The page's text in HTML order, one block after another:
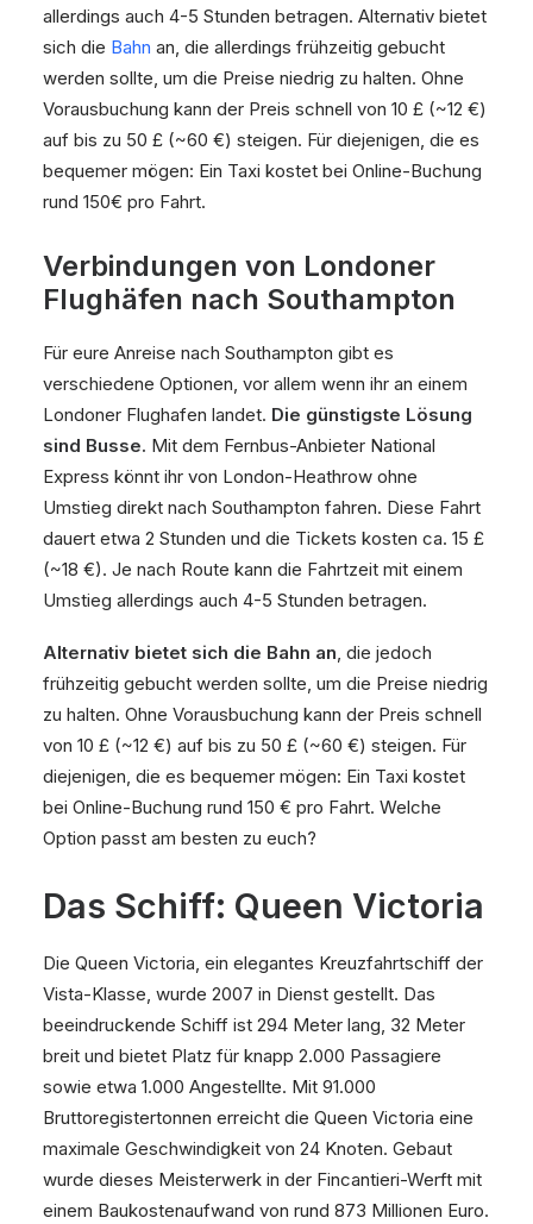
allerdings auch 4-5 Stunden betragen. Alternativ bietet
sich die Bahn an, die allerdings frühzeitig gebucht
werden sollte, um die Preise niedrig zu halten. Ohne
Vorausbuchung kann der Preis schnell von 10 £ (~12 €)
auf bis zu 50 £ (~60 €) steigen. Für diejenigen, die es
bequemer mögen: Ein Taxi kostet bei Online-Buchung
rund 150€ pro Fahrt.
Verbindungen von Londoner
Flughäfen nach Southampton
Für eure Anreise nach Southampton gibt es
verschiedene Optionen, vor allem wenn ihr an einem
Londoner Flughafen landet. Die günstigste Lösung
sind Busse. Mit dem Fernbus-Anbieter National
Express könnt ihr von London-Heathrow ohne
Umstieg direkt nach Southampton fahren. Diese Fahrt
dauert etwa 2 Stunden und die Tickets kosten ca. 15 £
(~18 €). Je nach Route kann die Fahrtzeit mit einem
Umstieg allerdings auch 4-5 Stunden betragen.
Alternativ bietet sich die Bahn an, die jedoch
frühzeitig gebucht werden sollte, um die Preise niedrig
zu halten. Ohne Vorausbuchung kann der Preis schnell
von 10 £ (~12 €) auf bis zu 50 £ (~60 €) steigen. Für
diejenigen, die es bequemer mögen: Ein Taxi kostet
bei Online-Buchung rund 150 € pro Fahrt. Welche
Option passt am besten zu euch?
Das Schiff: Queen Victoria
Die Queen Victoria, ein elegantes Kreuzfahrtschiff der
Vista-Klasse, wurde 2007 in Dienst gestellt. Das
beeindruckende Schiff ist 294 Meter lang, 32 Meter
breit und bietet Platz für knapp 2.000 Passagiere
sowie etwa 1.000 Angestellte. Mit 91.000
Bruttoregistertonnen erreicht die Queen Victoria eine
maximale Geschwindigkeit von 24 Knoten. Gebaut
wurde dieses Meisterwerk in der Fincantieri-Werft mit
einem Baukostenaufwand von rund 873 Millionen Euro.